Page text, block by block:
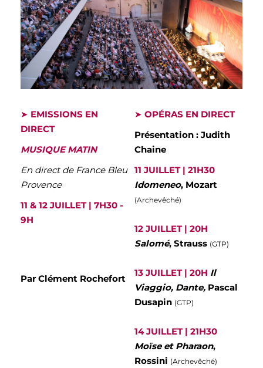
➤ EMISSIONS EN
DIRECT
MUSIQUE MATIN
En direct de France Bleu
Provence
11 & 12 JUILLET | 7H30 -
9H
Par Clément Rochefort
➤ OPÉRAS EN DIRECT
Présentation : Judith
Chaine
11 JUILLET | 21H30
Idomeneo, Mozart
(Archevêché)
12 JUILLET | 20H
Salomé, Strauss (GTP)
13 JUILLET | 20H Il
Viaggio, Dante, Pascal
Dusapin (GTP)
14 JUILLET | 21H30
Moïse et Pharaon,
Rossini (Archevêché)